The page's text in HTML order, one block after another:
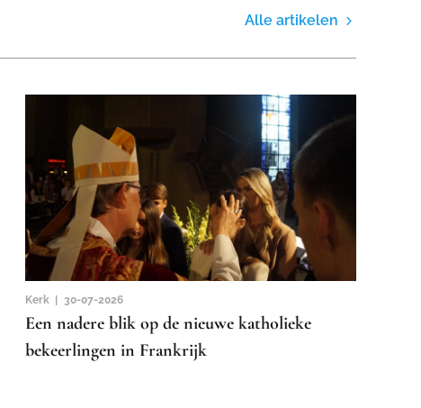
Alle artikelen
Kerk | 30-07-2026
Een nadere blik op de nieuwe katholieke
bekeerlingen in Frankrijk